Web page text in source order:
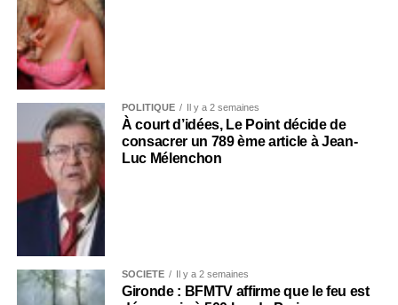
POLITIQUE Il y a 2 semaines
À court d’idées, Le Point décide de
consacrer un 789 ème article à Jean-
Luc Mélenchon
SOCIÉTÉ Il y a 2 semaines
Gironde : BFMTV affirme que le feu est